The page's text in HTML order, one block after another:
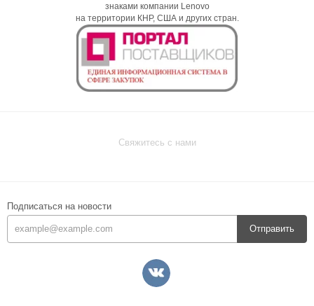
знаками компании Lenovo
на территории КНР, США и других стран.
Свяжитесь с нами
Подписаться на новости
Отправить